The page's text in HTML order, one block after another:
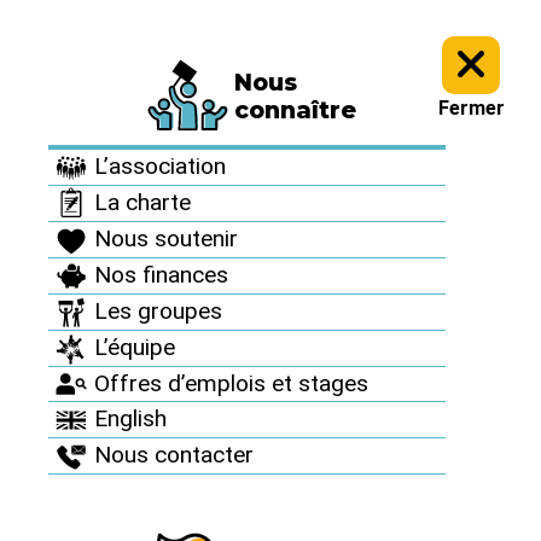
Nous
connaître
L’association
La charte
Nous soutenir
Nos finances
Les groupes
L’équipe
Offres d’emplois et stages
English
Nous contacter
Fermer
Informez vous > Culture antinucléaire >
Archives : Des artistes
Archives : Des artistes
avec nous
Hubert Dupont
Publié le 30 juin 2011